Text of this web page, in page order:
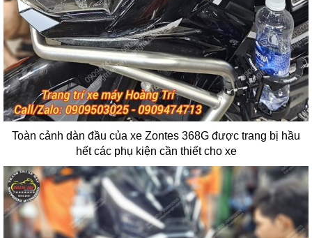
Toàn cảnh dàn đầu của xe Zontes 368G được trang bị hầu
hết các phụ kiện cần thiết cho xe